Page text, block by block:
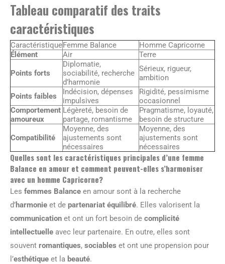
Tableau comparatif des traits
caractéristiques
CaractéristiqueFemme Balance
Homme Capricorne
Élément
Air Terre
Points forts
Diplomatie,
sociabilité, recherche
d’harmonie
Sérieux, rigueur,
ambition
Points faibles
Indécision, dépenses
impulsives
Rigidité, pessimisme
occasionnel
Comportement
amoureux
Légèreté, besoin de
partage, romantisme
Pragmatisme, loyauté,
besoin de structure
Compatibilité
Moyenne, des
ajustements sont
nécessaires
Moyenne, des
ajustements sont
nécessaires
Quelles sont les caractéristiques principales d’une femme
Balance en amour et comment peuvent-elles s’harmoniser
avec un homme Capricorne?
Les femmes Balance en amour sont à la recherche
d’harmonie et de partenariat équilibré. Elles valorisent la
communication et ont un fort besoin de complicité
intellectuelle avec leur partenaire. En outre, elles sont
souvent romantiques, sociables et ont une propension pour
l’esthétique et la beauté.